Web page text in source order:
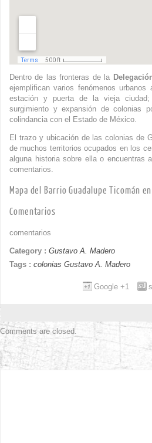
Dentro de las fronteras de la
ejemplifican varios fenómenos
estación y puerta de la vieja ciudad;
surgimiento y expansión de colonias
colindancia con el Estado de México.
El trazo y ubicación de las colonias de
de muchos territorios ocupados en los
alguna historia sobre ella o encuentras
comentarios.
Mapa del Barrio Guadalupe Ticomán
Comentarios
comentarios
Category : Gustavo A. Madero
Tags : colonias Gustavo A. Madero
Google +1
Comments are closed.